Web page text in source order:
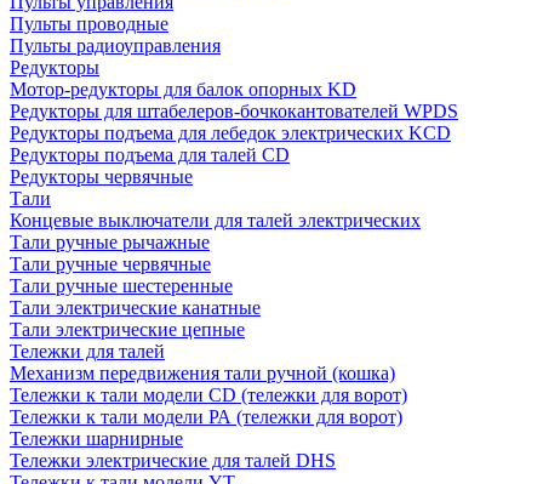
Пульты проводные
Пульты радиоуправления
Редукторы
Мотор-редукторы для балок опорных KD
Редукторы для штабелеров-бочкокантователей WPDS
Редукторы подъема для лебедок электрических KCD
Редукторы подъема для талей CD
Редукторы червячные
Тали
Концевые выключатели для талей электрических
Тали ручные рычажные
Тали ручные червячные
Тали ручные шестеренные
Тали электрические канатные
Тали электрические цепные
Тележки для талей
Механизм передвижения тали ручной (кошка)
Тележки к тали модели CD (тележки для ворот)
Тележки к тали модели РА (тележки для ворот)
Тележки шарнирные
Тележки электрические для талей DHS